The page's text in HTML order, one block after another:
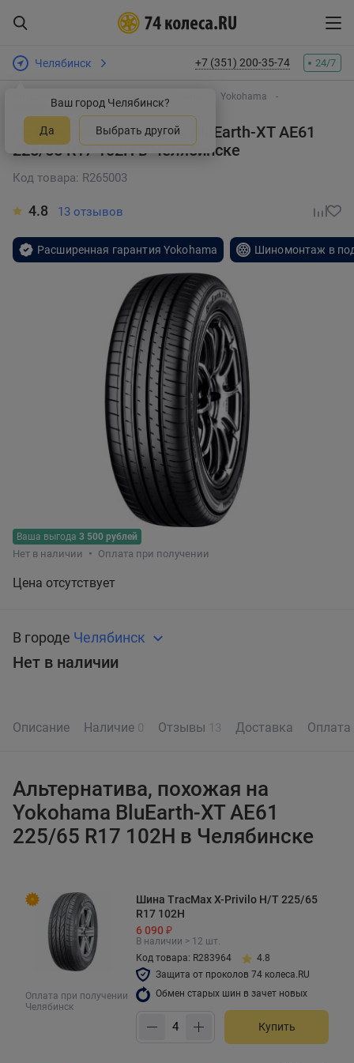
Челябинск
Ваш город Челябинск?
Да Выбрать другой
+7 (351) 200-35-74 24/7
Интернет-магазин шин и дисков
Yokohama
BluEarth-XT AE61
Летняя шина Yokohama BluEarth-XT AE61
225/65 R17 102Hв Челябинске
Код товара: R265003
4.8 13 отзывов
Расширенная гарантия Yokohama Шиномонтаж в
Ваша выгода 3 500 рублей
Нет в наличии Оплата при получении
Цена отсутствует
В городе Челябинск
Нет в наличии
Описание Наличие 0 Отзывы 13 Доставка Оплата
Альтернатива, похожая на
Yokohama BluEarth-XT AE61
225/65 R17 102H в Челябинске
Оплата при получении
Челябинск
Шина TracMax X-Privilo H/T 225/65
R17 102H
6 090 ₽
В наличии > 12 шт.
Код товара: R283964
4.8
Защита от проколов 74 колеса.RU
Обмен старых шин в зачет новых
Купить